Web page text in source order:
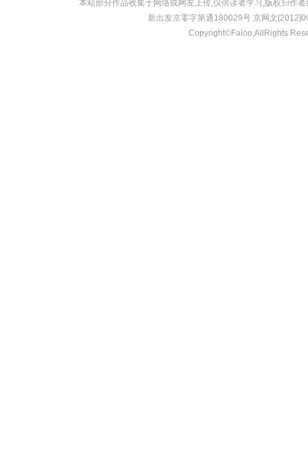
本站部分作品收集于网络或网友上传,仅供读者学习,版权归作
新出发京零字第通180029号 京网文
Copyright©Faloo,AllRights